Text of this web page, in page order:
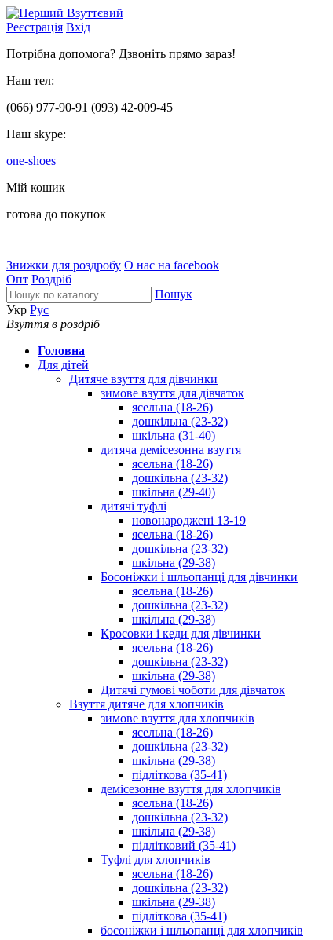
Реєстрація Вхід
Потрібна допомога? Дзвоніть прямо зараз!
Наш тел:
(066) 977-90-91 (093) 42-009-45
Наш skype:
one-shoes
Мій кошик
готова до покупок
Знижки для роздробу О нас на facebook
Опт Роздріб
Пошук
Укр Рус
Взуття в роздріб
Головна
Для дітей
Дитяче взуття для дівчинки
зимове взуття для дівчаток
ясельна (18-26)
дошкільна (23-32)
шкільна (31-40)
дитяча демісезонна взуття
ясельна (18-26)
дошкільна (23-32)
шкільна (29-40)
дитячі туфлі
новонароджені 13-19
ясельна (18-26)
дошкільна (23-32)
шкільна (29-38)
Босоніжки і шльопанці для дівчинки
ясельна (18-26)
дошкільна (23-32)
шкільна (29-38)
Кросовки і кеди для дівчинки
ясельна (18-26)
дошкільна (23-32)
шкільна (29-38)
Дитячі гумові чоботи для дівчаток
Взуття дитяче для хлопчиків
зимове взуття для хлопчиків
ясельна (18-26)
дошкільна (23-32)
шкільна (29-38)
підліткова (35-41)
демісезонне взуття для хлопчиків
ясельна (18-26)
дошкільна (23-32)
шкільна (29-38)
підлітковий (35-41)
Туфлі для хлопчиків
ясельна (18-26)
дошкільна (23-32)
шкільна (29-38)
підліткова (35-41)
босоніжки і шльопанці для хлопчиків